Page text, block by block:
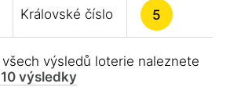
Královské číslo 5
výsledů loterie naleznete
výsledky